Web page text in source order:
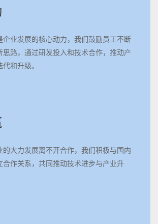
企业发展的核心动力，我们鼓励员工不断
思路，通过研发投入和技术合作，推动产
和升级。
的大力发展离不开合作，我们积极与国内
合作关系，共同推动技术进步与产业升